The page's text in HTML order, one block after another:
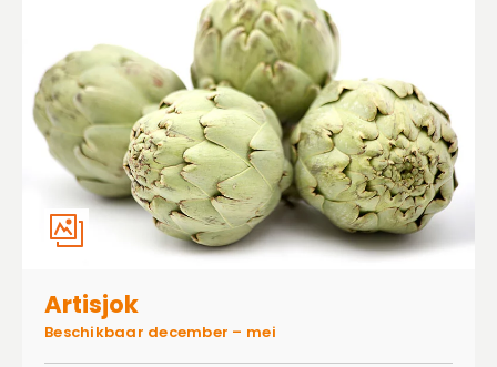
Artisjok
Beschikbaar december – mei